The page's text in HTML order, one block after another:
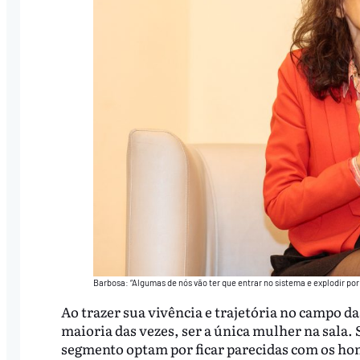
Barbosa: “Algumas de nós vão ter que entrar no sistema e explodir
Ao trazer sua vivência e trajetória no campo
maioria das vezes, ser a única mulher na
segmento optam por ficar parecidas com os